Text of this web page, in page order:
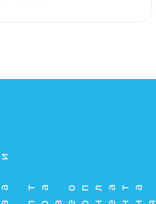
та оплата